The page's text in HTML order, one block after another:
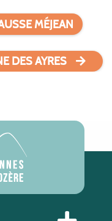
MÉJEAN
DES AYRES